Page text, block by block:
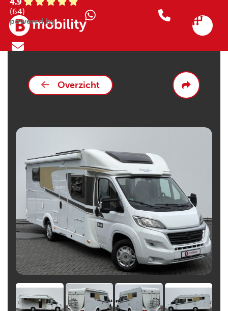
(64)
powered by
Overzicht